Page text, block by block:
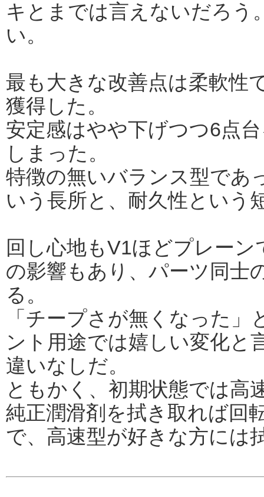
キとまでは言えないだろう
い。
最も大きな改善点は柔軟性
獲得した。
安定感はやや下げつつ6点
しまった。
特徴の無いバランス型であ
いう長所と、耐久性という
回し心地もV1ほどプレー
の影響もあり、パーツ同士
る。
「チープさが無くなった
ント用途では嬉しい変化と
違いなしだ。
ともかく、初期状態では高
純正潤滑剤を拭き取れば回
で、高速型が好きな方には